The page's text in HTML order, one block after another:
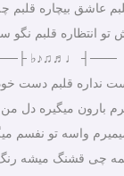
عاشق بیچاره قلبم
تو انتظاره قلبم نگو
♩♬♫♪♭ ├───
نداره قلبم دست
بارون میگیره دل
واسه تو نفسم
همه چی قشنگ میشه